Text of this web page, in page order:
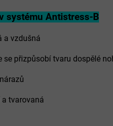
systému Antistress-B
a vzdušná
se přizpůsobí tvaru dospělé
a tvarovaná